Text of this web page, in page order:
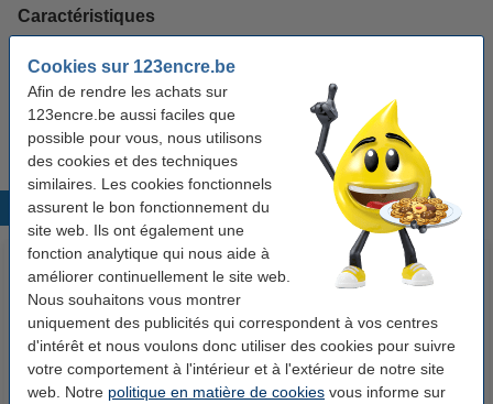
Cookies sur 123encre.be
Afin de rendre les achats sur
123encre.be aussi faciles que
possible pour vous, nous utilisons
des cookies et des techniques
similaires. Les cookies fonctionnels
assurent le bon fonctionnement du
site web. Ils ont également une
fonction analytique qui nous aide à
améliorer continuellement le site web.
Nous souhaitons vous montrer
uniquement des publicités qui correspondent à vos centres
d'intérêt et nous voulons donc utiliser des cookies pour suivre
votre comportement à l'intérieur et à l'extérieur de notre site
web. Notre politique en matière de cookies vous informe sur
Caractéristiques
Volume: 378 ml
Caractéristique: multipack
Produits populaires